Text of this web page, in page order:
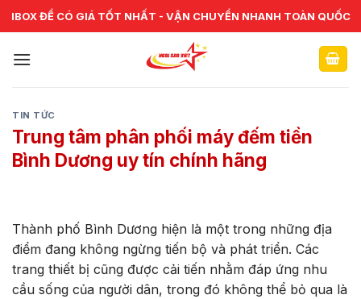
Skip
to
CHUYÊN CUNG CẤP VÀ SỬA CHỮA VẬT TƯ NGÂN HÀNG TOÀN
QUỐC
TIN TỨC
Trung tâm phân phối máy đếm tiền
Bình Dương uy tín chính hãng
Thành phố Bình Dương hiện là một trong những địa
điểm đang không ngừng tiến bộ và phát triển. Các
trang thiết bị cũng được cải tiến nhằm đáp ứng nhu
cầu sống của người dân, trong đó không thể bỏ qua là
IBOX ĐỂ CÓ GIÁ TỐT NHẤT - VẬN CHUYỂN NHANH TOÀN QUỐC